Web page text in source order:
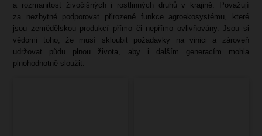
a rozmanitost živočišných i rostlinných druhů v krajině. Považují
za nezbytné podporovat přirozené funkce agroekosystému, které
jsou zemědělskou produkcí přímo či nepřímo ovlivňovány. Jsou si
vědomi toho, že musí skloubit požadavky na vinici a zároveň
udržovat půdu plnou života, aby i dalším generacím mohla
plnohodnotně sloužit.